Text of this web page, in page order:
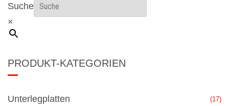
Suche
×
PRODUKT-KATEGORIEN
Unterlegplatten (17)